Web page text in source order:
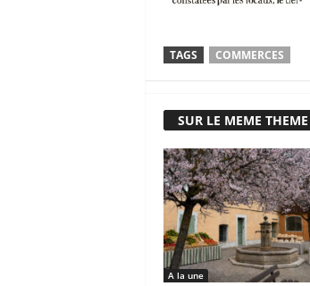
TAGS COMMERCES
SUR LE MEME THEME
A la une